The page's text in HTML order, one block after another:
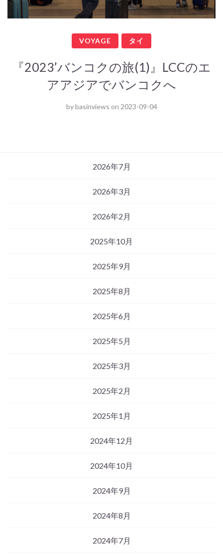
VOYAGE タイ
『2023’バンコクの旅(1)』LCCのエ
アアジアでバンコクへ
bybasinviews on 2023-09-04
2026年7月
2026年3月
2026年2月
2025年10月
2025年9月
2025年8月
2025年6月
2025年5月
2025年3月
2025年2月
2025年1月
2024年12月
2024年10月
2024年9月
2024年8月
2024年7月